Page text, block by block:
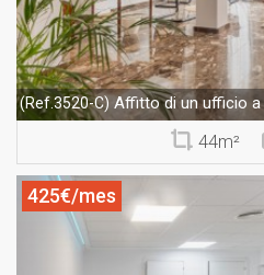
(Ref.3520-C) Affitto di un ufficio a
44m²
425€/mes